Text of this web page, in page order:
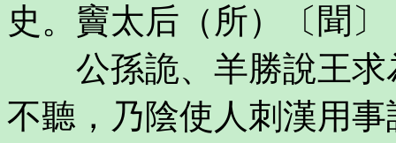
史。竇太后（所）〔聞
公孫詭、羊勝說王求
不聽，乃陰使人刺漢用